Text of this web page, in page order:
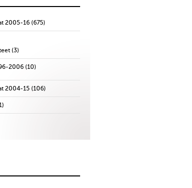
2005-16 (675)
(3)
2006 (10)
2004-15 (106)